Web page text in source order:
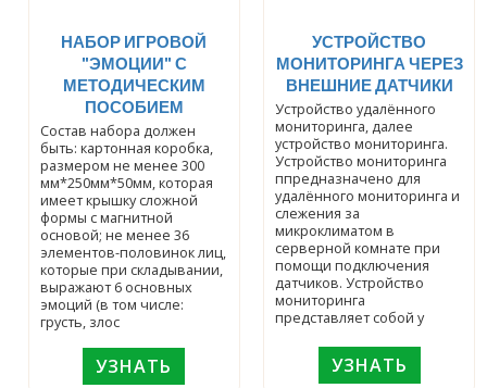
НАБОР ИГРОВОЙ
"ЭМОЦИИ" С
МЕТОДИЧЕСКИМ
ПОСОБИЕМ
Состав набора должен
быть: картонная коробка,
размером не менее 300
мм*250мм*50мм, которая
имеет крышку сложной
формы с магнитной
основой; не менее 36
элементов-половинок лиц,
которые при складывании,
выражают 6 основных
эмоций (в том числе:
грусть, злос
УЗНАТЬ
УСТРОЙСТВО
МОНИТОРИНГА ЧЕРЕЗ
ВНЕШНИЕ ДАТЧИКИ
Устройство удалённого
мониторинга, далее
устройство мониторинга.
Устройство мониторинга
ппредназначено для
удалённого мониторинга и
слежения за
микроклиматом в
серверной комнате при
помощи подключения
датчиков. Устройство
мониторинга
представляет собой у
УЗНАТЬ